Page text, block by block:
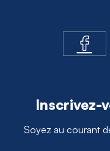
Inscrivez-
Soyez au courant